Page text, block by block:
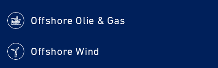
Offshore Olie & Gas
Offshore Wind